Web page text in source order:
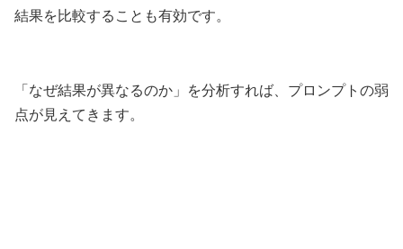
結果を比較することも有効です。
「なぜ結果が異なるのか」を分析すれば、プロンプトの弱
点が見えてきます。